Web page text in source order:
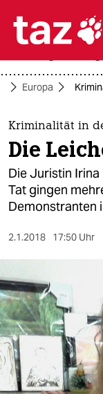

themen
politik
öko
sport
berlin
nord
wahrheit
Europa
Kriminalität in
Die
Die Juristin
Tat gingen
Demonstranten
2.1.2018 17:50 Uhr